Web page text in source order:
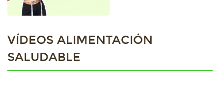
VÍDEOS ALIMENTACIÓN
SALUDABLE